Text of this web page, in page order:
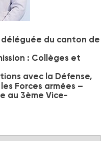
du canton de
: Collèges et
avec la Défense,
Forces armées –
au 3ème Vice-